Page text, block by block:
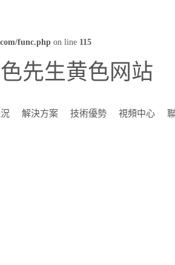
func.php on line 115
先生黄色网站
解決方案 技術優勢 視頻中心